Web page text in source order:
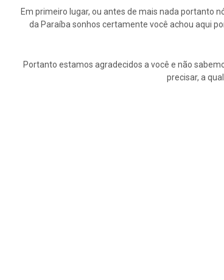
Em primeiro lugar, ou antes de mais nada portanto
da Paraíba sonhos certamente você achou aqui
Portanto estamos agradecidos a você e não
precisar, a